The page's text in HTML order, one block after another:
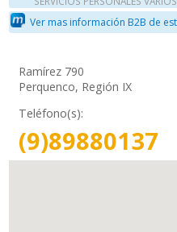
Ver mas información B2B de
Ramírez 790
Perquenco, Región IX
Teléfono(s):
(9)89880137